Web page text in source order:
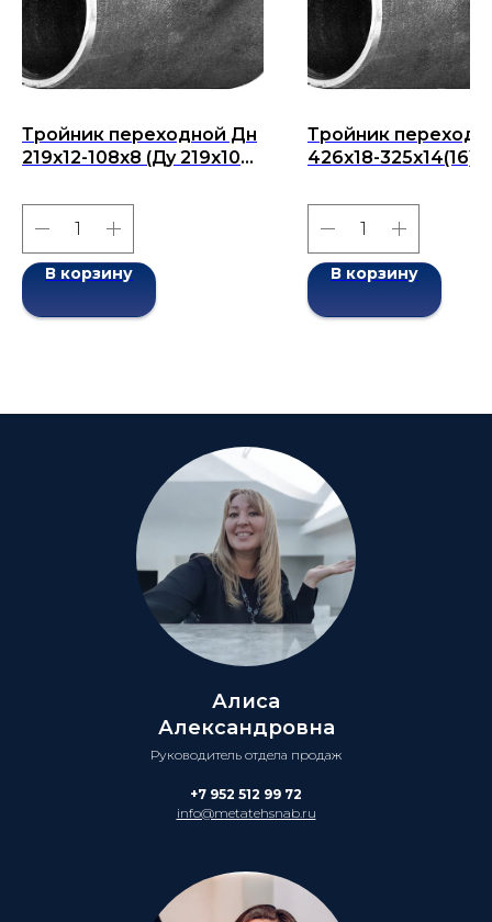
Тройник переходной Дн
219x12-108x8 (Ду 219x108)
2001
В корзину
Тройник
426х18-325х14(16)
ГОСТ 17376-2001
В корзину
Алиса
Александровна
Руководитель отдела продаж
+7 952 512 99 72
info@metatehsnab.ru